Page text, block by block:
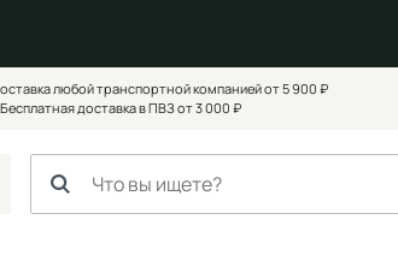
любой транспортной компанией от 5 900 ₽
Бесплатная доставка в ПВЗ от 3 000 ₽